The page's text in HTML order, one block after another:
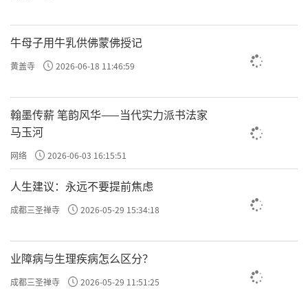
总结来说，“利乐有情”就是基于对生命相互
依存真相的认知，发自内心地愿意去帮助和安
种自然的生活方式。它最终的目的，是让自他
都能从烦恼中解脱，获得真正的安宁与快乐。
牛母子用牛乳供佛蒙佛授记
黄盖寺 2026-06-18 11:46:59
翰墨传薪 笔韵风华——当代实力派书法家
马玉河
网络 2026-06-03 16:15:51
人生建议：永远不要提前焦虑
成都三圣禅寺 2026-05-29 15:34:18
业障病与生理疾病怎么区分？
成都三圣禅寺 2026-05-29 11:51:25